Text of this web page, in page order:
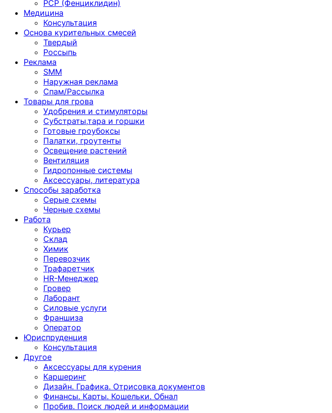
PCP (Фенциклидин)
Медицина
Консультация
Основа курительных смесей
Твердый
Россыпь
Реклама
SMM
Наружная реклама
Спам/Рассылка
Товары для грова
Удобрения и стимуляторы
Субстраты,тара и горшки
Готовые гроубоксы
Палатки, гроутенты
Освещение растений
Вентиляция
Гидропонные системы
Аксессуары, литература
Способы заработка
Серые схемы
Черные схемы
Работа
Курьер
Склад
Химик
Перевозчик
Трафаретчик
HR-Менеджер
Гровер
Лаборант
Силовые услуги
Франшиза
Оператор
Юриспруденция
Консультация
Другoе
Аксессуары для курения
Каршеринг
Дизайн. Графика. Отрисовка документов
Финансы. Карты. Кошельки. Обнал
Пробив. Поиск людей и информации